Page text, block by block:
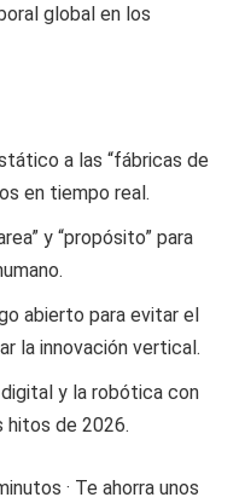
global en los
a las “fábricas de
en tiempo real.
y “propósito” para
abierto para evitar el
la innovación vertical.
y la robótica con
hitos de 2026.
· Te ahorra unos